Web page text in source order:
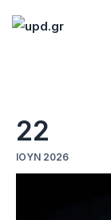
22
ΙΟΎΝ 2026